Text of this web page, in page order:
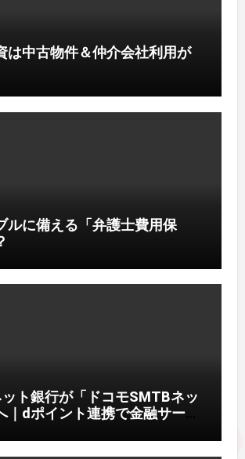
は中古物件＆仲介会社利用が
ルに備える「弁護士費用保
ト銀行が「ドコモSMTBネッ
｜dポイント連携で金融サービ